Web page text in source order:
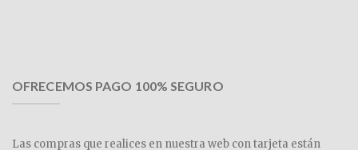
OFRECEMOS PAGO 100% SEGURO
Las compras que realices en nuestra web con tarjeta están